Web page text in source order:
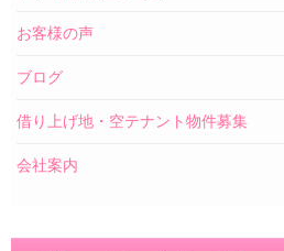
お客様の声
ブログ
借り上げ地・空テナント物件募集
会社案内